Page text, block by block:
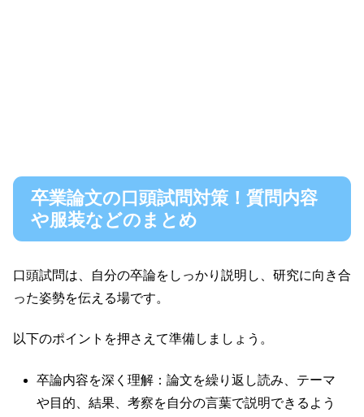
卒業論文の口頭試問対策！質問内容
や服装などのまとめ
口頭試問は、自分の卒論をしっかり説明し、研究に向き合
った姿勢を伝える場です。
以下のポイントを押さえて準備しましょう。
卒論内容を深く理解：論文を繰り返し読み、テーマ
や目的、結果、考察を自分の言葉で説明できるよう